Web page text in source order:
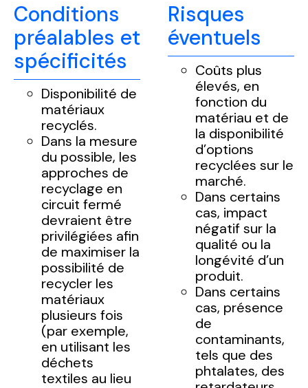
Conditions
préalables et
spécificités
Disponibilité de
matériaux
recyclés.
Dans la mesure
du possible, les
approches de
recyclage en
circuit fermé
devraient être
privilégiées afin
de maximiser la
possibilité de
recycler les
matériaux
plusieurs fois
(par exemple,
en utilisant les
déchets
textiles au lieu
Risques
éventuels
Coûts plus
élevés, en
fonction du
matériau et de
la disponibilité
d’options
recyclées sur le
marché.
Dans certains
cas, impact
négatif sur la
qualité ou la
longévité d’un
produit.
Dans certains
cas, présence
de
contaminants,
tels que des
phtalates, des